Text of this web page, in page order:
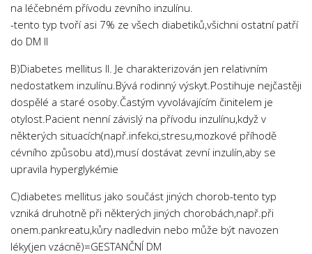
Jazyky
Management
Němčina
Občanská nauka
Právo
Psychologie a Sociologie
Společenské vědy
Technika
Účetnictví
na léčebném přívodu zevního inzulínu.
-tento typ tvoří asi 7% ze všech diabetiků,všichni ostatní patří
do DM II
B)Diabetes mellitus II. Je charakterizován jen relativním
nedostatkem inzulínu.Bývá rodinný výskyt.Postihuje nejčastěji
dospělé a staré osoby.Častým vyvolávajícím činitelem je
otylost.Pacient nenní závislý na přívodu inzulínu,když v
některých situacích(např.infekci,stresu,mozkové příhodě
cévního způsobu atd),musí dostávat zevní inzulín,aby se
upravila hyperglykémie
C)diabetes mellitus jako součást jiných chorob-tento typ
vzniká druhotně při některých jiných chorobách,např.při
onem.pankreatu,kůry nadledvin nebo může být navozen
léky(jen vzácně)=GESTANČNÍ DM